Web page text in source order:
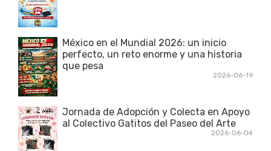
México en el Mundial 2026: un inicio
perfecto, un reto enorme y una historia
que pesa
2026-06-19
Jornada de Adopción y Colecta en Apoyo
al Colectivo Gatitos del Paseo del Arte
2026-06-04